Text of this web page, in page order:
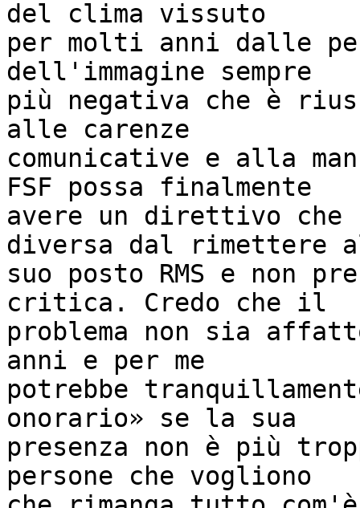
del clima vissuto
per molti anni dalle
dell'immagine sempre
più negativa che è
alle carenze
comunicative e alla
FSF possa finalmente
avere un direttivo che
diversa dal rimettere
suo posto RMS e non
critica. Credo che il
problema non sia
anni e per me
potrebbe
onorario» se la sua
presenza non è più
persone che vogliono